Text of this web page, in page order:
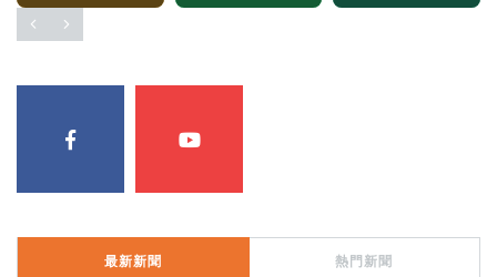
最新新聞 熱門新聞